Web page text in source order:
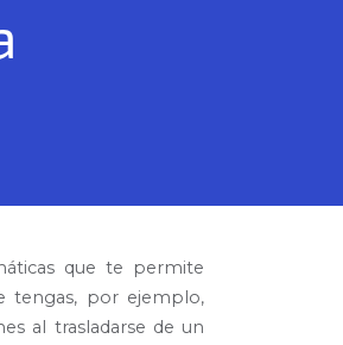
que te permite
tengas, por ejemplo,
al trasladarse de un